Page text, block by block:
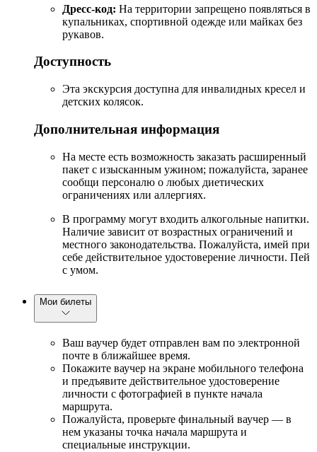
Дресс-код: На территории запрещено появляться в
купальниках, спортивной одежде или майках без
рукавов.
Доступность
Эта экскурсия доступна для инвалидных кресел и
детских колясок.
Дополнительная информация
На месте есть возможность заказать расширенный
пакет с изысканным ужином; пожалуйста, заранее
сообщи персоналю о любых диетических
ограничениях или аллергиях.
В программу могут входить алкогольные напитки.
Наличие зависит от возрастных ограничений и
местного законодательства. Пожалуйста, имей при
себе действительное удостоверение личности. Пей
с умом.
Мои билеты
Ваш ваучер будет отправлен вам по электронной
почте в ближайшее время.
Покажите ваучер на экране мобильного телефона
и предъявите действительное удостоверение
личности с фотографией в пункте начала
маршрута.
Пожалуйста, проверьте финальный ваучер — в
нем указаны точка начала маршрута и
специальные инструкции.